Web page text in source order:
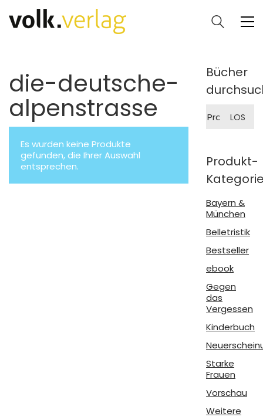
die-deutsche-
alpenstrasse
Es wurden keine Produkte
gefunden, die Ihrer Auswahl
entsprechen.
Bücher
nach:
LOS
Produkt-
Bayern &
München
Belletristik
Bestseller
ebook
Gegen
das
Vergessen
Kinderbuch
Starke
Frauen
Vorschau
Weitere